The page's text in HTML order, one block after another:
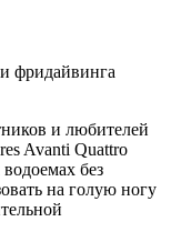
фридайвинга
и любителей
Avanti Quattro
без
на голую ногу